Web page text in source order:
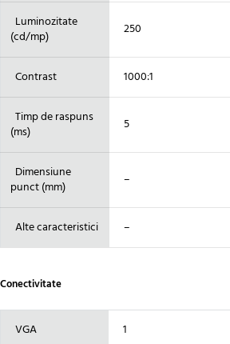
Luminozitate
(cd/mp)
250
Contrast 1000:1
Timp de raspuns
(ms)
5
Dimensiune
punct (mm)
–
Alte caracteristici –
Conectivitate
VGA 1